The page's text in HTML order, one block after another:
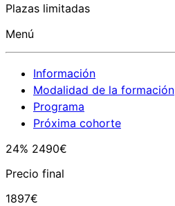
Plazas limitadas
Menú
Información
Modalidad de la formación
Programa
Próxima cohorte
24% 2490€
Precio final
1897€